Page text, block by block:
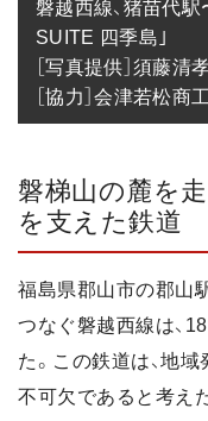
磐越西線、猪苗代
SUITE 四季島｣
［写真提供］須藤清
［協力］会津若松商
磐梯山の麓を
を支えた鉄道
福島県郡山市の郡山
つなぐ磐越西線は、
た。この鉄道は、地
不可欠であると考え